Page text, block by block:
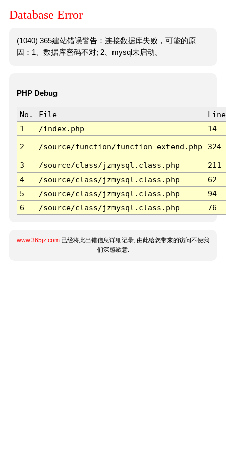
Database Error
(1040) 365建站错误警告：连接数据库失败，可能的原
因：1、数据库密码不对; 2、mysql未启动。
PHP Debug
No. File
Line
1
/index.php 14
2 /source/function/function_extend.php 324
3 /source/class/jzmysql.class.php
211
4
/source/class/jzmysql.class.php
62
5
/source/class/jzmysql.class.php
94
6
/source/class/jzmysql.class.php 76
www.365jz.com 已经将此出错信息详细记录, 由此给您带来的访问不便我
们深感歉意.